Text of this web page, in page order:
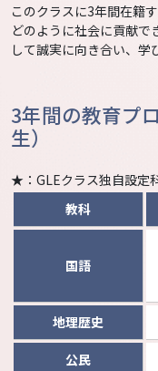
このクラスに3年間在籍
どのように社会に貢献で
して誠実に向き合い、学
3年間の教育プ
生）
★：GLEクラス独自設定
教科
国語
地理歴史
公民